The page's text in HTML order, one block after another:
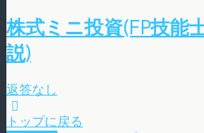
株式ミニ投資(FP技能
説)
返答なし
トップに戻る